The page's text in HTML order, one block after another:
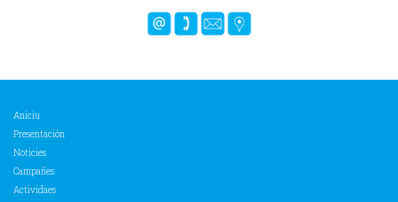
Aniciu
Presentación
Noticies
Campañes
Actividaes